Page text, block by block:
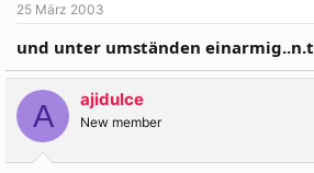
25 März 2003
und unter umständen einarmig..n.t
A ajidulce
New member